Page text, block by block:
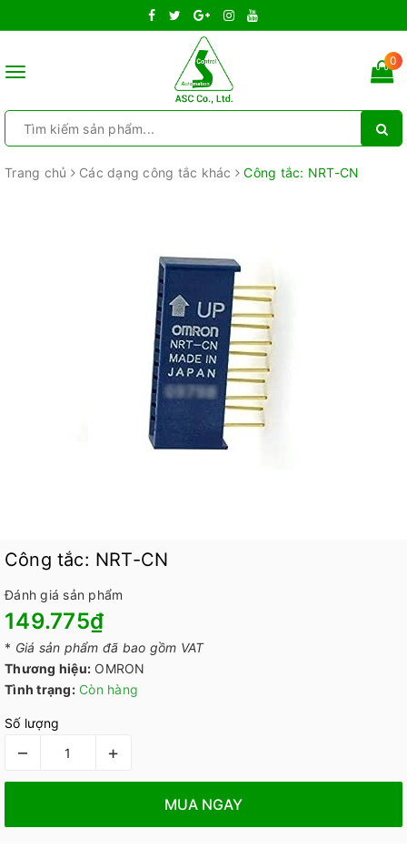
Toggle
0
Trang chủ Các dạng công tắc khác Công tắc: NRT-CN
Công tắc: NRT-CN
Đánh giá sản phẩm
149.775₫
* Giá sản phẩm đã bao gồm VAT
Thương hiệu: OMRON
Tình trạng: Còn hàng
Số lượng
– +
MUA NGAY